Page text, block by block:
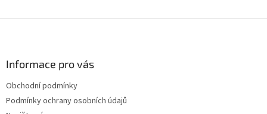
Informace pro vás
Obchodní podmínky
Podmínky ochrany osobních údajů